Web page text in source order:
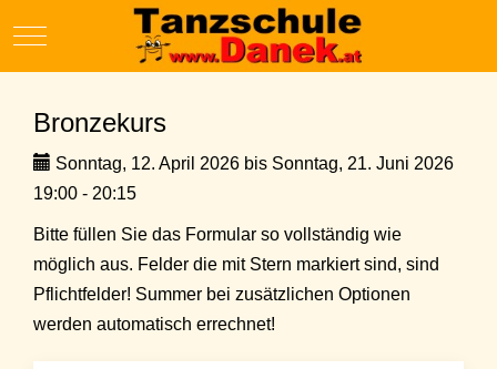
Mobile Menu Toggle
Bronzekurs
Sonntag, 12. April 2026 bis Sonntag, 21. Juni 2026
19:00 - 20:15
Bitte füllen Sie das Formular so vollständig wie
möglich aus. Felder die mit Stern markiert sind, sind
Pflichtfelder! Summer bei zusätzlichen Optionen
werden automatisch errechnet!